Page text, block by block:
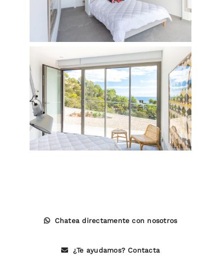
Chatea directamente con nosotros
¿Te ayudamos? Contacta